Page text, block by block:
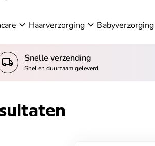
expand_more Haarverzorging expand_more Babyverzorging
local_shipping Snelle verzending
Snel en duurzaam geleverd